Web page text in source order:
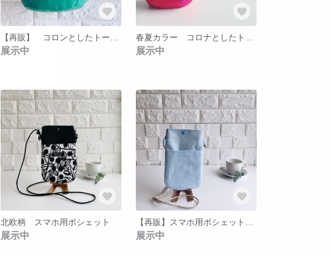
展示中 展示中
北欧柄 スマホ用ポシェット
展示中 展示中